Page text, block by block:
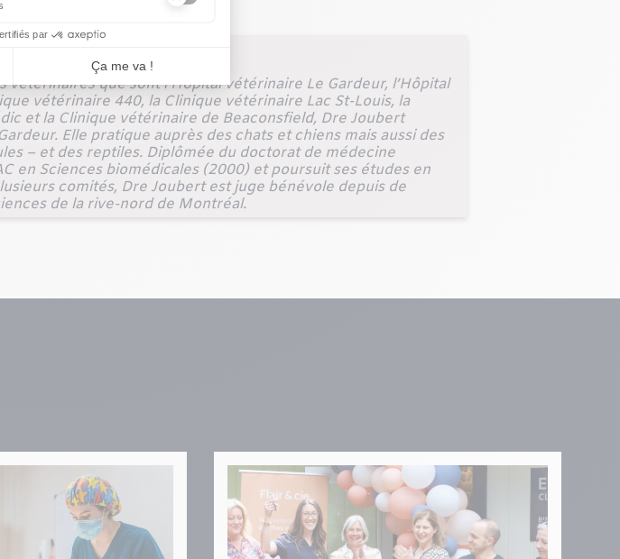
que sont l’Hôpital vétérinaire Le Gardeur, l’Hôpital
vétérinaire 440, la Clinique vétérinaire Lac St-Louis, la
et la Clinique vétérinaire de Beaconsfield, Dre Joubert
Elle pratique auprès des chats et chiens mais aussi des
– et des reptiles. Diplômée du doctorat de médecine
en Sciences biomédicales (2000) et poursuit ses études en
comités, Dre Joubert est juge bénévole depuis de
de la rive-nord de Montréal.